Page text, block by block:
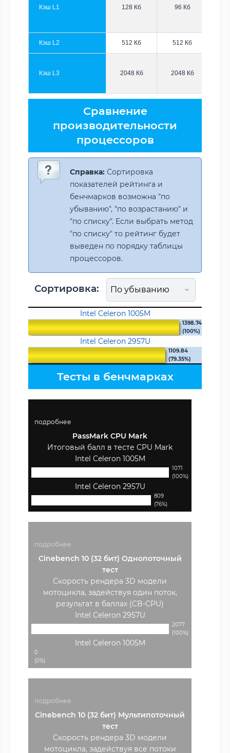
Кэш L1 128 Кб 96 Кб
Кэш L2 512 Кб 512 Кб
Кэш L3 2048 Кб 2048 Кб
Сравнение
производительности
процессоров
Справка: Сортировка
показателей рейтинга и
бенчмарков возможна "по
убыванию", "по возрастанию" и
"по списку". Если выбрать метод
"по списку" то рейтинг будет
выведен по порядку таблицы
процессоров.
Сортировка:
Intel Celeron 1005M
1398.74
(100%)
Intel Celeron 2957U
1109.84
(79.35%)
Тесты в бенчмарках
подробнее
PassMark CPU Mark
Итоговый балл в тесте CPU Mark
Intel Celeron 1005M
1071
(100%)
Intel Celeron 2957U
809
(76%)
подробнее
Cinebench 10 (32 бит) Однопоточный
тест
Скорость рендера 3D модели
мотоцикла, задействуя один поток,
результат в баллах (CB-CPU)
Intel Celeron 2957U
2077
(100%)
Intel Celeron 1005M
0
(0%)
подробнее
Cinebench 10 (32 бит) Мультипоточный
тест
Скорость рендера 3D модели
мотоцикла, задействуя все потоки